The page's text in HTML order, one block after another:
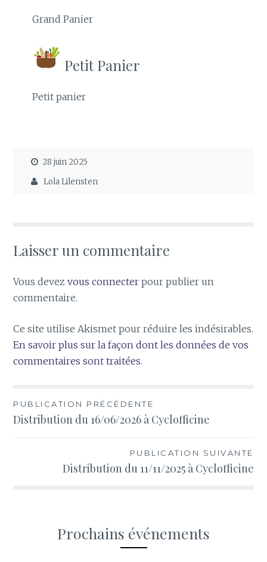
Grand Panier
Petit Panier
Petit panier
28 juin 2025
Lola Lilensten
Laisser un commentaire
Vous devezvous connecter pour publier un
commentaire.
Ce site utilise Akismet pour réduire les indésirables.
En savoir plus sur la façon dont les données de vos
commentaires sont traitées.
Navigation
de
PUBLICATION PRÉCÉDENTE
Distribution du 16/06/2026 à Cyclofficine
PUBLICATION SUIVANTE
Distribution du 11/11/2025 à Cyclofficine
Prochains événements